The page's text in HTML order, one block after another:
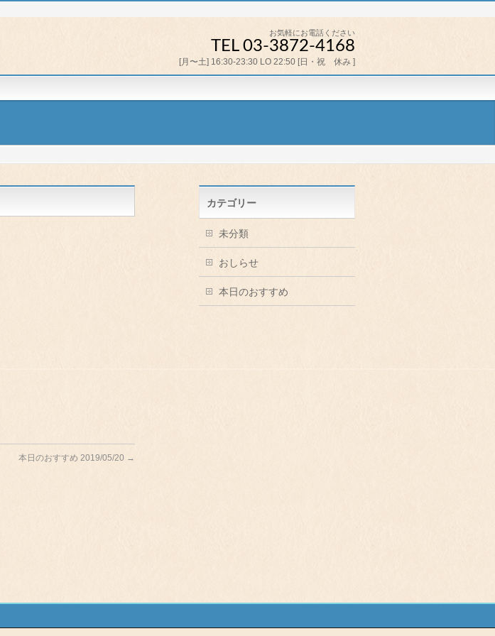
お気軽にお電話ください
TEL 03-3872-4168
[月〜土] 16:30-23:30 LO 22:50 [日・祝 休み ]
本日のおすすめ 2019/05/20 →
カテゴリー
未分類
おしらせ
本日のおすすめ